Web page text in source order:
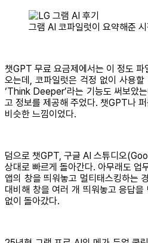
그램 AI 코파일럿이 요약해준
챗GPT 무료 요금제에서는 이 정도
오는데, 코파일럿은 걱정 없이 사용
‘Think Deeper’라는 기능도 써보았
고 정보를 제공해 주었다. 챗GPT나
비슷한 느낌이었다.
덤으로 챗GPT, 구글 AI 스튜디오
상대로 빠르게 돌아간다. 아무래도 업
앱의 창을 띄워놓고 멀티태스킹하는
대비해 창을 여러 개 띄워놓고 응답을
없이 돌아갔다.